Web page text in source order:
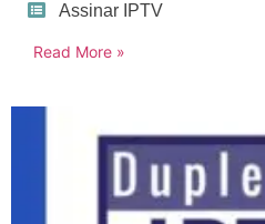
Assinar IPTV
Read More »